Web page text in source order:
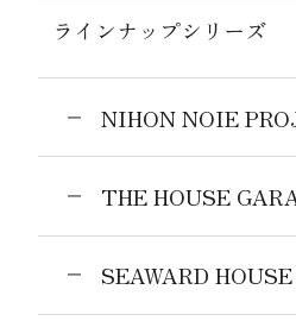
ラインナップシリーズ
NIHON NOIE
THE HOUSE
SEAWARD